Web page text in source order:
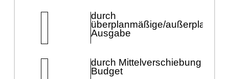
durch
überplanmäßige/auß
Ausgabe
durch Mittelverschiebung im
Budget